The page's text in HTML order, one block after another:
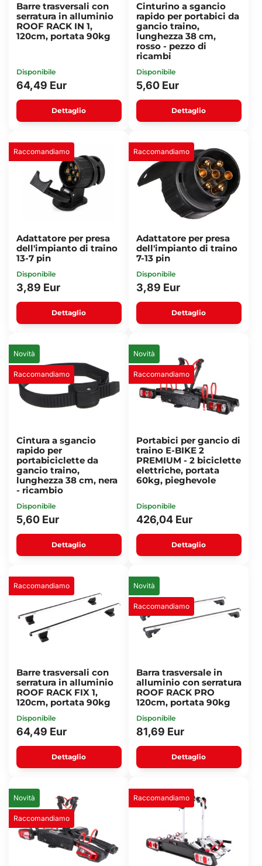
Barre trasversali con
serratura in alluminio
ROOF RACK IN 1,
120cm, portata 90kg
Disponibile
64,49 Eur
Dettaglio
Cinturino a sgancio
rapido per portabici da
gancio traino,
lunghezza 38 cm,
rosso - pezzo di
ricambi
Disponibile
5,60 Eur
Dettaglio
Raccomandiamo
Adattatore per presa
dell'impianto di traino
13-7 pin
Disponibile
3,89 Eur
Dettaglio
Raccomandiamo
Adattatore per presa
dell'impianto di traino
7-13 pin
Disponibile
3,89 Eur
Dettaglio
Novità
Raccomandiamo
Cintura a sgancio
rapido per
portabiciclette da
gancio traino,
lunghezza 38 cm, nera
- ricambio
Disponibile
5,60 Eur
Dettaglio
Novità
Raccomandiamo
Portabici per gancio di
traino E-BIKE 2
PREMIUM - 2 biciclette
elettriche, portata
60kg, pieghevole
Disponibile
426,04 Eur
Dettaglio
Raccomandiamo
Barre trasversali con
serratura in alluminio
ROOF RACK FIX 1,
120cm, portata 90kg
Disponibile
64,49 Eur
Dettaglio
Novità
Raccomandiamo
Barra trasversale in
alluminio con serratura
ROOF RACK PRO
120cm, portata 90kg
Disponibile
81,69 Eur
Dettaglio
Novità
Raccomandiamo
Raccomandiamo